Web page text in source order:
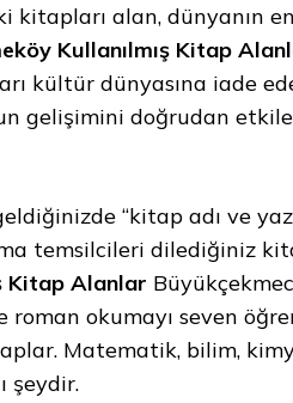
kitapları alan, dünyanın
Kullanılmış Kitap
kültür dünyasına iade
gelişimini doğrudan
“kitap adı ve
temsilcileri dilediğiniz
Kitap Alanlar
okumayı seven
Matematik, bilim,
şeydir.